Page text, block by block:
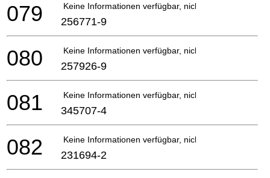
Keine Informationen verfügbar, nicht bestellbar
079 256771-9
Keine Informationen verfügbar, nicht bestellbar
080 257926-9
Keine Informationen verfügbar, nicht bestellbar
081 345707-4
Keine Informationen verfügbar, nicht bestellbar
082 231694-2